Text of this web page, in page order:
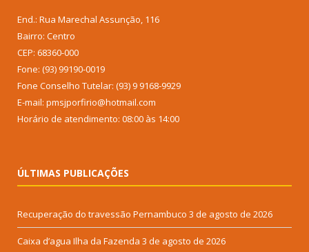
End.: Rua Marechal Assunção, 116
Bairro: Centro
CEP: 68360-000
Fone: (93) 99190-0019
Fone Conselho Tutelar: (93) 9 9168-9929
E-mail: pmsjporfirio@hotmail.com
Horário de atendimento: 08:00 às 14:00
ÚLTIMAS PUBLICAÇÕES
Recuperação do travessão Pernambuco 3 de agosto de 2026
Caixa d’agua Ilha da Fazenda 3 de agosto de 2026